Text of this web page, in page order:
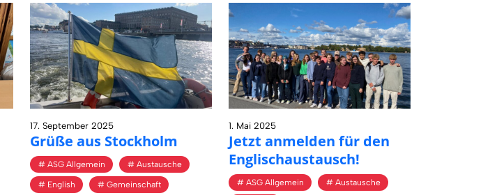
17. September 2025
Grüße aus Stock­holm
ASG Allgemein Austausche
English Gemeinschaft
1. Mai 2025
Jetzt an­mel­den für den
Eng­li­sch­aus­tausch!
ASG Allgemein Austausche